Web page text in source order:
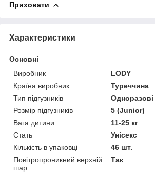
Приховати
Характеристики
Основні
Виробник
LODY
Країна виробник
Туреччина
Тип підгузників
Одноразові
Розмір підгузників
5 (Junior)
Вага дитини
11-25 кг
Стать
Унісекс
Кількість в упаковці
46 шт.
Повітропроникний верхній
шар
Так